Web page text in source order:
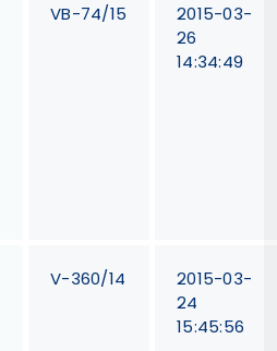
VB-74/15
2015-03-
26
14:34:49
V-360/14
2015-03-
24
15:45:56